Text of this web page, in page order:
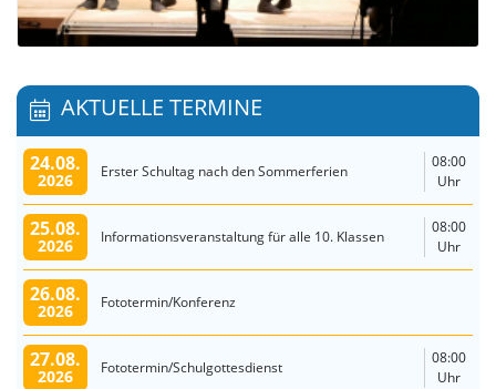
AKTUELLE TERMINE
24.08.
2026 Erster Schultag nach den Sommerferien
08:00
Uhr
25.08.
2026 Informationsveranstaltung für alle 10. Klassen
08:00
Uhr
26.08.
2026 Fototermin/Konferenz
27.08.
2026 Fototermin/Schulgottesdienst
08:00
Uhr